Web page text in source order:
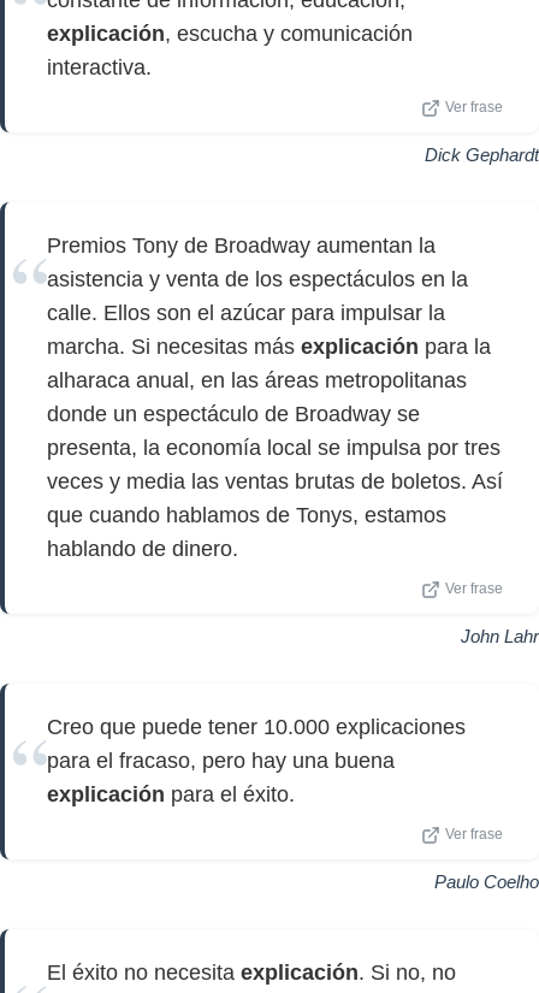
explicación, escucha y comunicación
interactiva.
Ver frase
Dick Gephardt
Premios Tony de Broadway aumentan la
asistencia y venta de los espectáculos en la
calle. Ellos son el azúcar para impulsar la
marcha. Si necesitas más explicación para la
alharaca anual, en las áreas metropolitanas
donde un espectáculo de Broadway se
presenta, la economía local se impulsa por tres
veces y media las ventas brutas de boletos. Así
que cuando hablamos de Tonys, estamos
hablando de dinero.
Ver frase
John Lahr
Creo que puede tener 10.000 explicaciones
para el fracaso, pero hay una buena
explicación para el éxito.
Ver frase
Paulo Coelho
El éxito no necesita explicación. Si no, no